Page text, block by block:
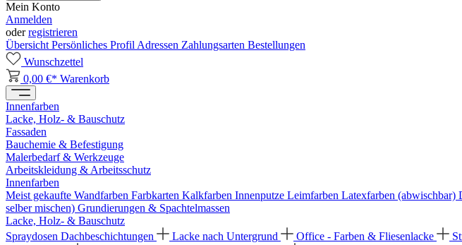
Mein Konto
Anmelden
oderregistrieren
Übersicht Persönliches Profil Adressen Zahlungsarten Bestellungen
Wunschzettel
0,00 €* Warenkorb
Innenfarben
Lacke, Holz- & Bauschutz
Fassaden
Bauchemie & Befestigung
Malerbedarf & Werkzeuge
Arbeitskleidung & Arbeitsschutz
Innenfarben
Meist gekaufte Wandfarben Farbkarten Kalkfarben Innenputze Leimfarben Latexfarben (abwischbar)
selber mischen) Grundierungen & Spachtelmassen
Lacke, Holz- & Bauschutz
Spraydosen Dachbeschichtungen Lacke nach Untergrund Office - Farben & Fliesenlacke